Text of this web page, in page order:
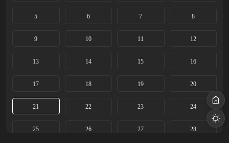
5 6 7 8
9 10 11 12
13 14 15 16
17 18 19 20
21 22 23 24
25 26 27 28